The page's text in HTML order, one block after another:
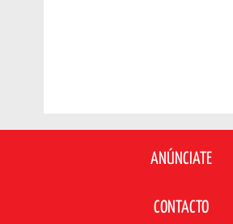
ANÚNCIATE
CONTACTO